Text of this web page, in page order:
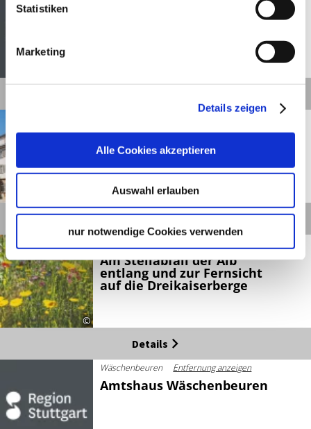
Statistiken
Marketing
Details zeigen
Alle Cookies akzeptieren
Auswahl erlauben
nur notwendige Cookies verwenden
Alpaka Wanderung auf der
Alter Kasten Göppingen
Details
©
Am Steilabfall der Alb
entlang und zur Fernsicht
auf die Dreikaiserberge
Details
Wäschenbeuren Entfernung anzeigen
Amtshaus Wäschenbeuren